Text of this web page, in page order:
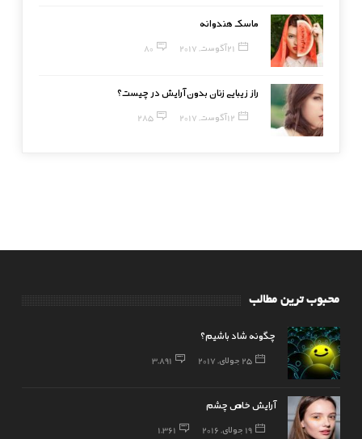
ماسک هندوانه
21 آگوست, 2017 80
راز زیبایی زنان بدون آرایش در چیست؟
12 آگوست, 2017 285
محبوب ترین مطالب
چگونه شاد باشیم؟
25 جولای, 2017 3,891
آرایش خاص چشم
19 جولای, 2016 1,361